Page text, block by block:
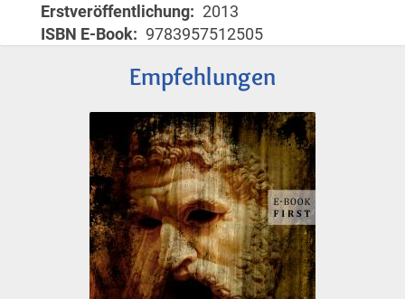
Erstveröffentlichung
2013
ISBN E-Book
9783957512505
Empfehlungen